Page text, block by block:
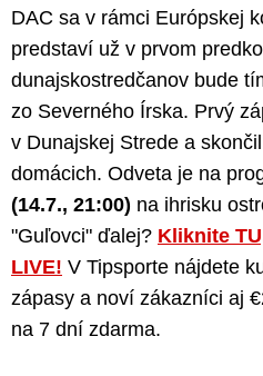
DAC sa v rámci Európskej
predstaví už v prvom
dunajskostredčanov bude
zo Severného Írska. Prvý
v Dunajskej Strede a
domácich. Odveta je na
(14.7., 21:00) na ihrisku
"Guľovci" ďalej? Kliknite
LIVE! V Tipsporte nájdete
zápasy a noví zákazníci aj
na 7 dní zdarma.